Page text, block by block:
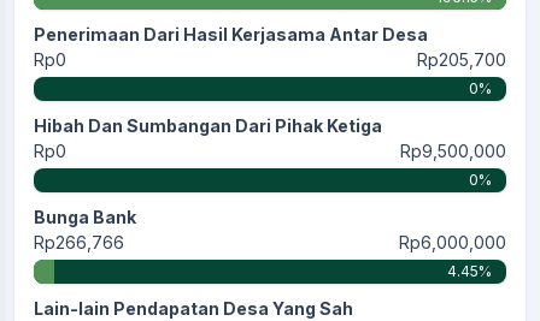
Penerimaan Dari Hasil Kerjasama Antar Desa
Rp0
Rp205,700
0%
Hibah Dan Sumbangan Dari Pihak Ketiga
Rp0
Rp9,500,000
0%
Bunga Bank
Rp266,766
Rp6,000,000
4.45%
Lain-lain Pendapatan Desa Yang Sah